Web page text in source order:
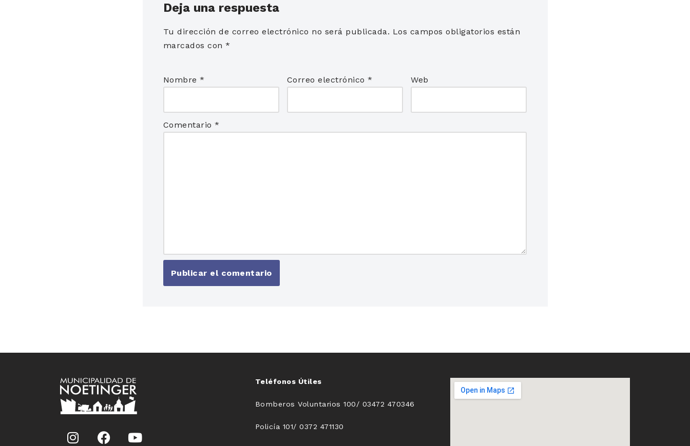
Deja una respuesta
Tu dirección de correo electrónico no será publicada. Los campos obligatorios están
marcados con *
Nombre * Correo electrónico* Web
Comentario *
Teléfonos Útiles
Bomberos Voluntarios 100/ 03472 470346
Policía 101/ 0372 471130